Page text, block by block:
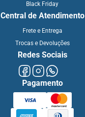
Black Friday
Central de Atendimento
Frete e Entrega
Trocas e Devoluções
Redes Sociais
Pagamento